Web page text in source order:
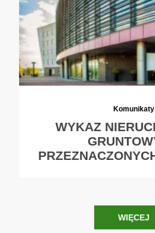
Komunikaty
WYKAZ
WIĘCEJ